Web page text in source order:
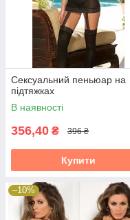
Сексуальний пеньюар на
підтяжках
В наявності
356,40 ₴ 396 ₴
Купити
–10%